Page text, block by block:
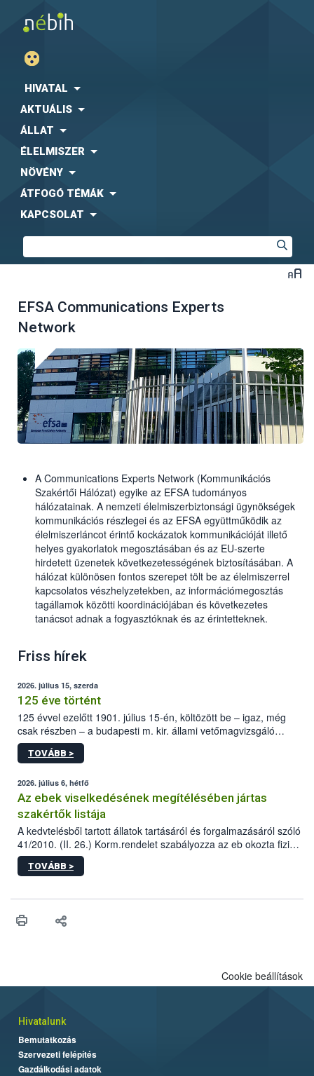
HIVATAL
AKTUÁLIS
ÁLLAT
ÉLELMISZER
NÖVÉNY
ÁTFOGÓ TÉMÁK
KAPCSOLAT
EFSA Communications Experts
Network
A Communications Experts Network (Kommunikációs
Szakértői Hálózat) egyike az EFSA tudományos
hálózatainak. A nemzeti élelmiszerbiztonsági ügynökségek
kommunikációs részlegei és az EFSA együttműködik az
élelmiszerláncot érintő kockázatok kommunikációját illető
helyes gyakorlatok megosztásában és az EU-szerte
hirdetett üzenetek következetességének biztosításában. A
hálózat különösen fontos szerepet tölt be az élelmiszerrel
kapcsolatos vészhelyzetekben, az információmegosztás
tagállamok közötti koordinációjában és következetes
tanácsot adnak a fogyasztóknak és az érintetteknek.
Friss hírek
2026. július 15, szerda
125 éve történt
125 évvel ezelőtt 1901. július 15-én, költözött be – igaz, még
csak részben – a budapesti m. kir. állami vetőmagvizsgáló
állomás a Kis Rókus utca 15. szám alatti, Czigler Győző által
tervezett új épületébe.
TOVÁBB >
2026. július 6, hétfő
Az ebek viselkedésének megítélésében jártas
szakértők listája
A kedvtelésből tartott állatok tartásáról és forgalmazásáról szóló
41/2010. (II. 26.) Korm.rendelet szabályozza az eb okozta fizikai
sérülés, illetve ennek veszélye keletkezésekor felmerülő
hatósági feladatokat, valamint a veszélyes eb tartását és annak
vonni az ebek viselkedésének megítélésében jártas szakértőt.
TOVÁBB >
Cookie beállítások
Hivatalunk
Bemutatkozás
Szervezeti felépítés
Gazdálkodási adatok